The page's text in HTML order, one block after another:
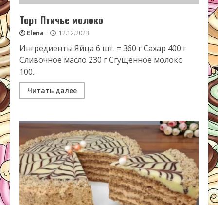
Торт Птичье молоко
Elena 12.12.2023
Ингредиенты Яйца 6 шт. = 360 г Сахар 400 г
Сливочное масло 230 г Сгущенное молоко
100...
Читать далее